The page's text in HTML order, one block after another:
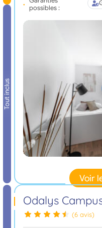
Tout inclus
possibles :
Voir
Odalys
(6 avis)